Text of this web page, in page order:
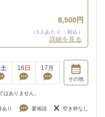
8,500円
（1人あたり・税込）
詳細を見る
土 16 日 17 月
その他
ありません。
あり 要相談 空き枠なし